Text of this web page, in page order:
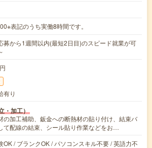
表記のうち実働8時間です。
募から1週間以内(最短2日目)のスピード就業が可
有り
・加工）
の加工補助、鈑金への断熱材の貼り付け、結束バ
て配線の結束、シール貼り作業などをお…
OK / ブランクOK / パソコンスキル不要 / 英語力不